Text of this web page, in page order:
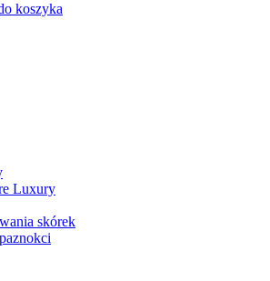
koszyka
Luxury
skórek